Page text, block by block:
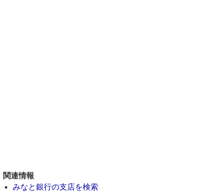
関連情報
みなと銀行の支店を検索